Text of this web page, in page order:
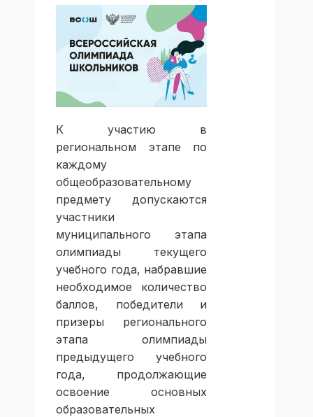
К участию в
региональном этапе по
каждому
общеобразовательному
предмету допускаются
участники
муниципального этапа
олимпиады текущего
учебного года, набравшие
необходимое количество
баллов, победители и
призеры регионального
этапа олимпиады
предыдущего учебного
года, продолжающие
освоение основных
образовательных